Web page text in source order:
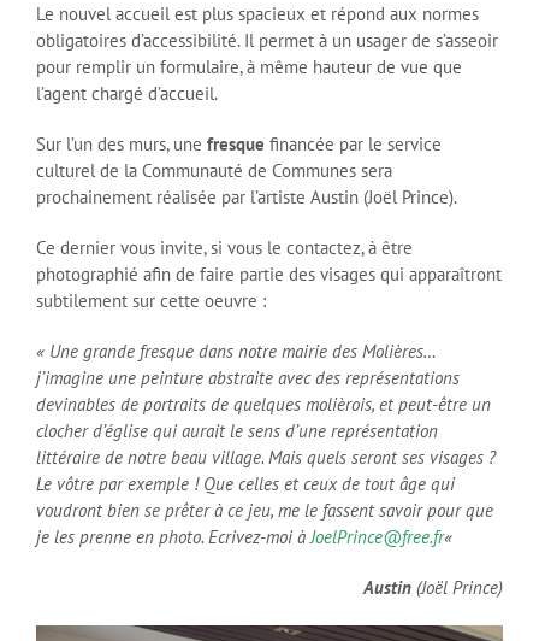
Le nouvel accueil est plus spacieux et répond aux normes
obligatoires d’accessibilité. Il permet à un usager de s’asseoir
pour remplir un formulaire, à même hauteur de vue que
l’agent chargé d’accueil.
Sur l’un des murs, une fresque financée par le service
culturel de la Communauté de Communes sera
prochainement réalisée par l’artiste Austin (Joël Prince).
Ce dernier vous invite, si vous le contactez, à être
photographié afin de faire partie des visages qui apparaîtront
subtilement sur cette oeuvre :
« Une grande fresque dans notre mairie des Molières…
j’imagine une peinture abstraite avec des représentations
devinables de portraits de quelques molièrois, et peut-être un
clocher d’église qui aurait le sens d’une représentation
littéraire de notre beau village. Mais quels seront ses visages ?
Le vôtre par exemple ! Que celles et ceux de tout âge qui
voudront bien se prêter à ce jeu, me le fassent savoir pour que
je les prenne en photo. Ecrivez-moi àJoelPrince@free.fr«
Austin (Joël Prince)